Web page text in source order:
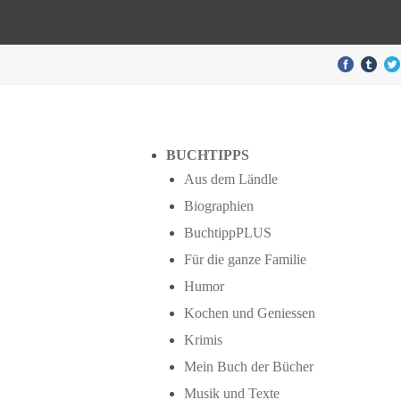
BUCHTIPPS
Aus dem Ländle
Biographien
BuchtippPLUS
Für die ganze Familie
Humor
Kochen und Geniessen
Krimis
Mein Buch der Bücher
Musik und Texte